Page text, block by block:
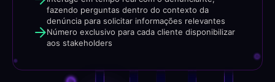
fazendo perguntas dentro do contexto da
denúncia para solicitar informações relevantes
Número exclusivo para cada cliente disponibilizar
aos stakeholders